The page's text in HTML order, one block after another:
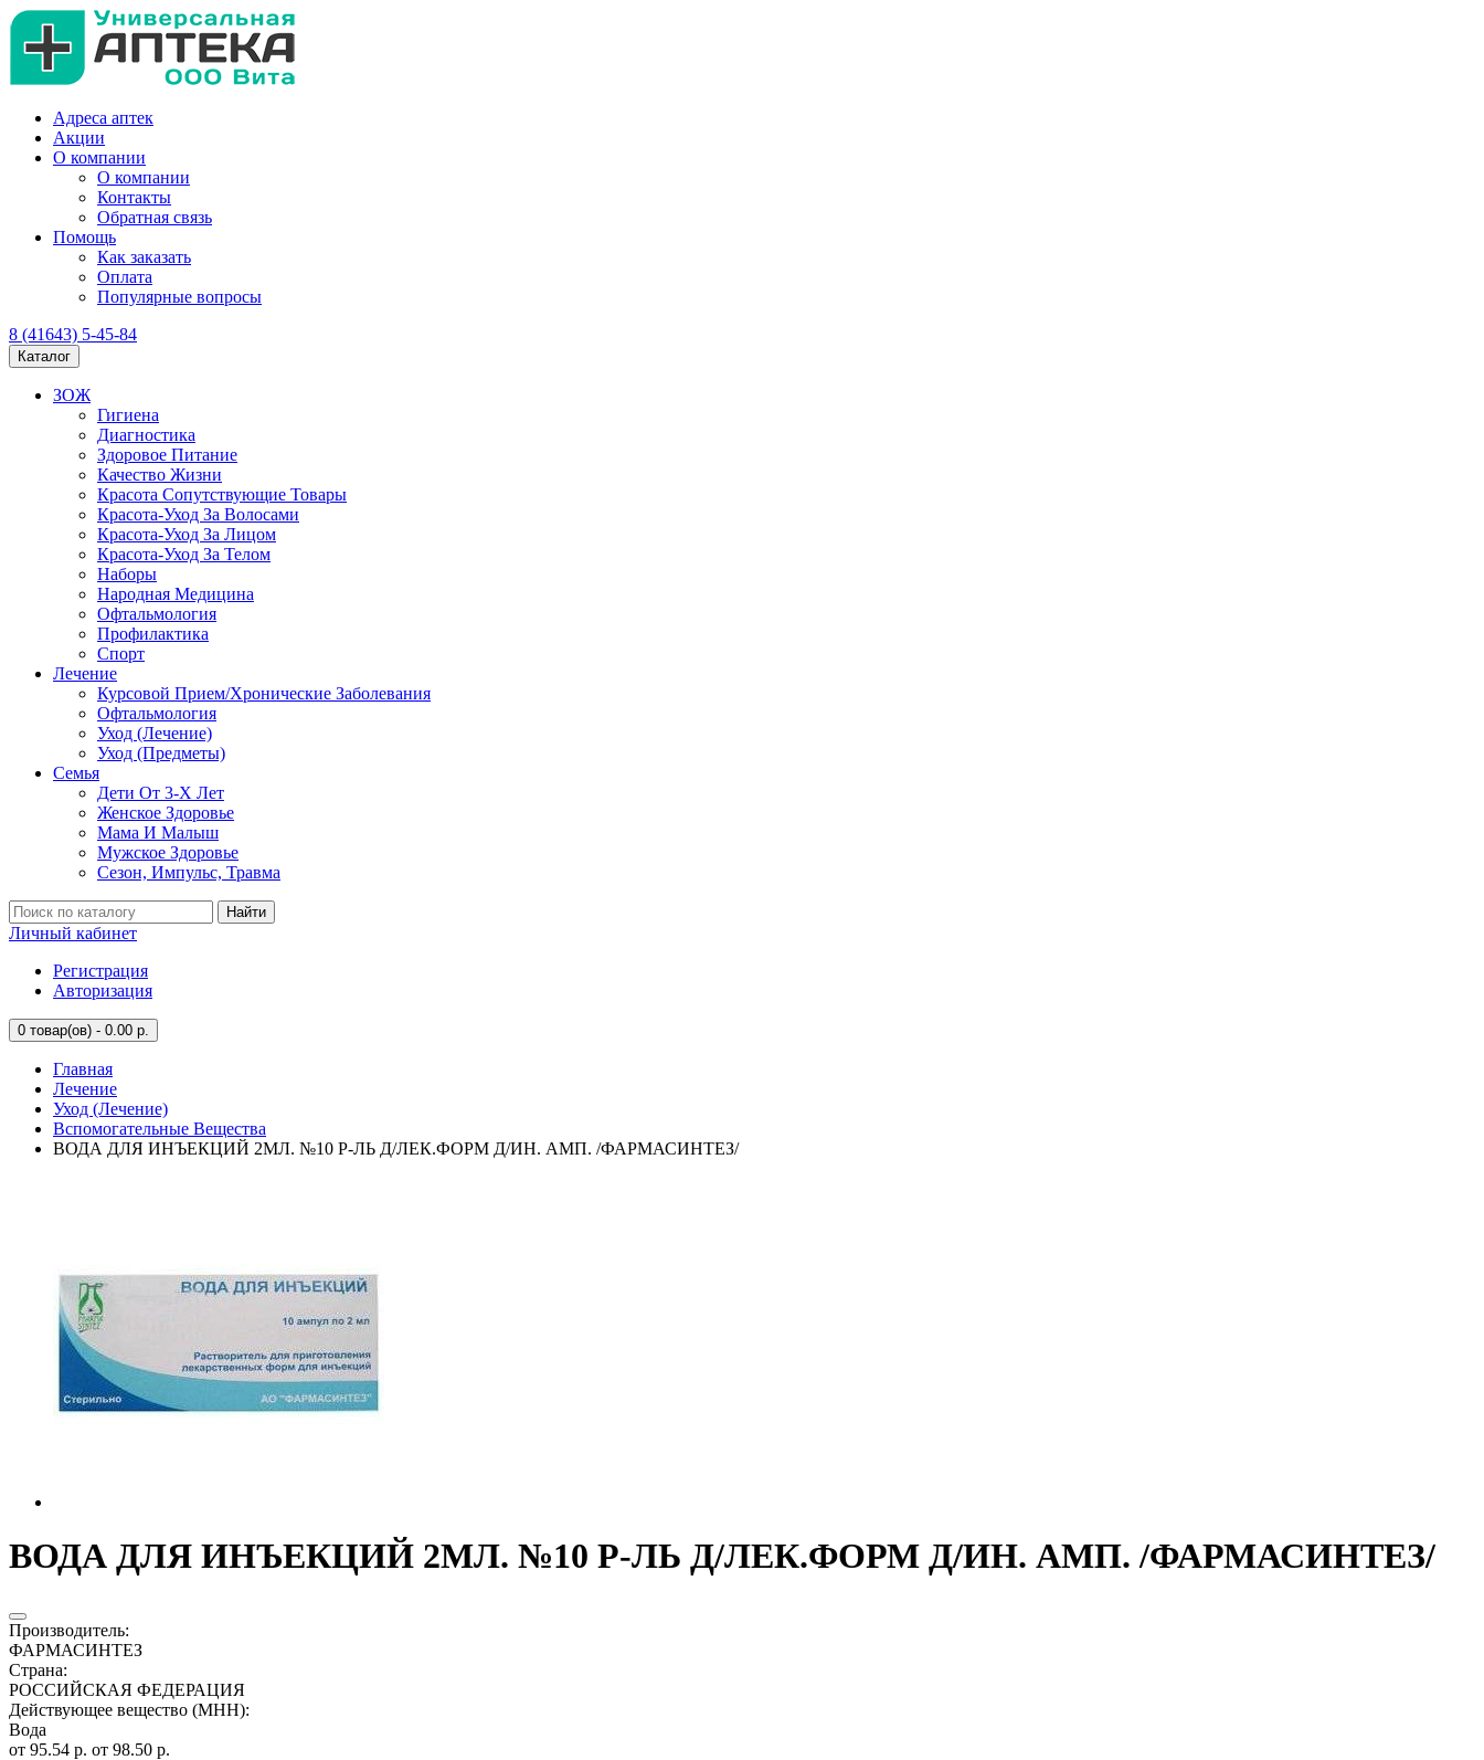
Адреса аптек
Акции
О компании
О компании
Контакты
Обратная связь
Помощь
Как заказать
Оплата
Популярные вопросы
8 (41643) 5-45-84
Каталог
ЗОЖ
Гигиена
Диагностика
Здоровое Питание
Качество Жизни
Красота Сопутствующие Товары
Красота-Уход За Волосами
Красота-Уход За Лицом
Красота-Уход За Телом
Наборы
Народная Медицина
Офтальмология
Профилактика
Спорт
Лечение
Курсовой Прием/Хронические Заболевания
Офтальмология
Уход (Лечение)
Уход (Предметы)
Семья
Дети От 3-Х Лет
Женское Здоровье
Мама И Малыш
Мужское Здоровье
Сезон, Импульс, Травма
Найти
Личный кабинет
Регистрация
Авторизация
0 товар(ов) - 0.00 р.
Главная
Лечение
Уход (Лечение)
Вспомогательные Вещества
ВОДА ДЛЯ ИНЪЕКЦИЙ 2МЛ. №10 Р-ЛЬ Д/ЛЕК.ФОРМ Д/ИН. АМП. /ФАРМАСИНТЕЗ/
ВОДА ДЛЯ ИНЪЕКЦИЙ 2МЛ. №10 Р-ЛЬ Д/ЛЕК.ФОРМ Д/ИН. АМП. /ФАРМАСИНТЕЗ/
Производитель:
ФАРМАСИНТЕЗ
Страна:
РОССИЙСКАЯ ФЕДЕРАЦИЯ
Действующее вещество (МНН):
Вода
от 95.54 р. от 98.50 р.